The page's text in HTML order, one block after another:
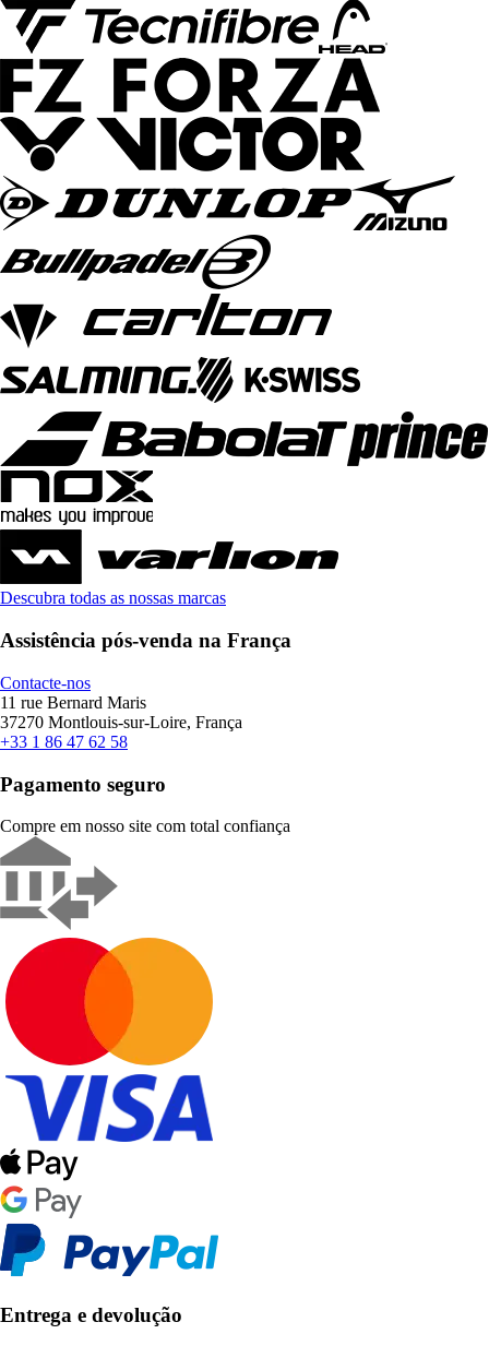
Descubra todas as nossas marcas
Assistência pós-venda na França
Contacte-nos
11 rue Bernard Maris
37270 Montlouis-sur-Loire, França
+33 1 86 47 62 58
Pagamento seguro
Compre em nosso site com total confiança
Entrega e devolução